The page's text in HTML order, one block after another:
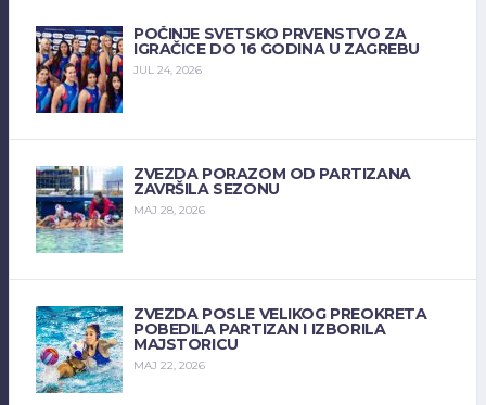
POČINJE SVETSKO PRVENSTVO ZA
IGRAČICE DO 16 GODINA U ZAGREBU
JUL 24, 2026
ZVEZDA PORAZOM OD PARTIZANA
ZAVRŠILA SEZONU
MAJ 28, 2026
ZVEZDA POSLE VELIKOG PREOKRETA
POBEDILA PARTIZAN I IZBORILA
MAJSTORICU
MAJ 22, 2026